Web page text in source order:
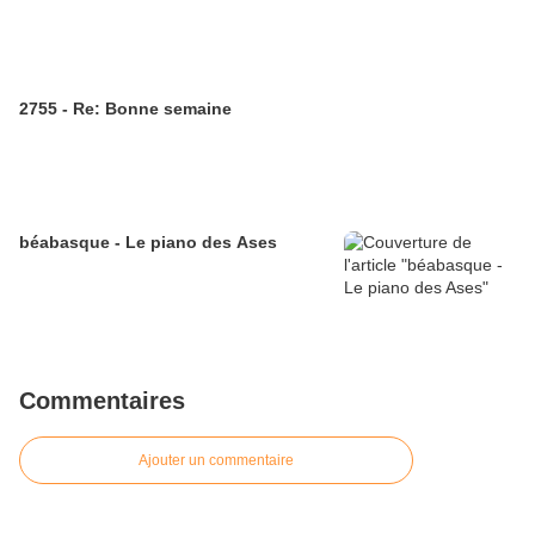
2755 - Re: Bonne semaine
béabasque - Le piano des Ases
Commentaires
Ajouter un commentaire